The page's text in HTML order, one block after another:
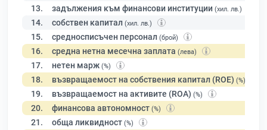
13. задължения към финансови институции (хил. лв.)
14. собствен капитал (хил. лв.)
15. средносписъчен персонал (брой)
16. средна нетна месечна заплата (лева)
17. нетен марж (%)
18. възвращаемост на собствения капитал (ROE) (%)
19. възвращаемост на активите (ROA) (%)
20. финансова автономност (%)
21. обща ликвидност (%)